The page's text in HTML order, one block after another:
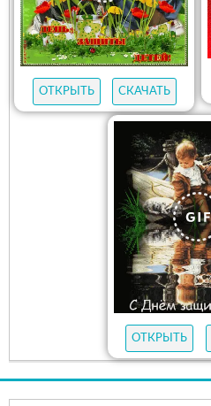
ОТКРЫТЬ СКАЧАТЬ
ОТКРЫТЬ